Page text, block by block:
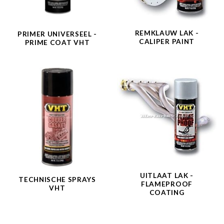
PRIMER UNIVERSEEL -
PRIME COAT VHT
REMKLAUW LAK -
CALIPER PAINT
TECHNISCHE SPRAYS
VHT
UITLAAT LAK -
FLAMEPROOF
COATING